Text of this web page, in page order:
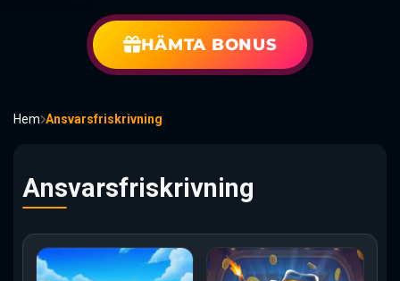
HÄMTA BONUS
Hem Ansvarsfriskrivning
Ansvarsfriskrivning